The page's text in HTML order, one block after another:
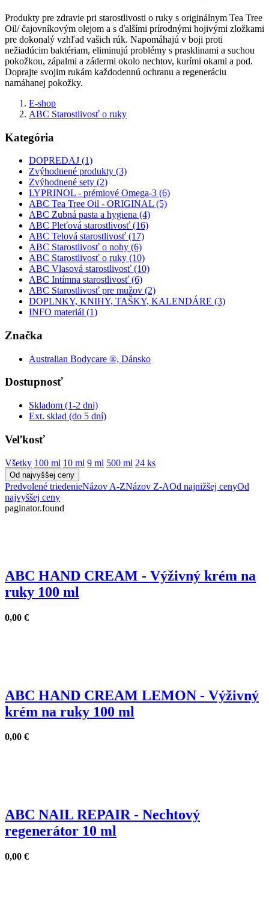
Produkty pre zdravie pri starostlivosti o ruky s originálnym Tea Tree
Oil/ čajovníkovým olejom a s ďalšími prírodnými hojivými zložkami
pre dokonalý vzhľad vašich rúk. Napomáhajú v boji proti
nežiadúcim baktériam, eliminujú problémy s prasklinami a suchou
pokožkou, zápalmi a zádermi okolo nechtov, kurími okami a pod.
Doprajte svojim rukám každodennú ochranu a regeneráciu
namáhanej pokožky.
E-shop
ABC Starostlivosť o ruky
Kategória
DOPREDAJ (1)
Zvýhodnené produkty (3)
Zvýhodnené sety (2)
LYPRINOL - prémiové Omega-3 (6)
ABC Tea Tree Oil - ORIGINAL (5)
ABC Zubná pasta a hygiena (4)
ABC Pleťová starostlivosť (16)
ABC Telová starostlivosť (17)
ABC Starostlivosť o nohy (6)
ABC Starostlivosť o ruky (10)
ABC Vlasová starostlivosť (10)
ABC Intímna starostlivosť (6)
ABC Starostlivosť pre mužov (2)
DOPLNKY, KNIHY, TAŠKY, KALENDÁRE (3)
INFO materiál (1)
Značka
Australian Bodycare ®, Dánsko
Dostupnosť
Skladom (1-2 dni)
Ext. sklad (do 5 dní)
Veľkosť
Všetky 100 ml 10 ml 9 ml 500 ml 24 ks
Od najvyššej ceny
Predvolené triedenieNázov A-ZNázov Z-AOd najnižšej cenyOd
najvyššej ceny
paginator.found
ABC HAND CREAM - Výživný krém na
ruky 100 ml
0,00 €
ABC HAND CREAM LEMON - Výživný
krém na ruky 100 ml
0,00 €
ABC NAIL REPAIR - Nechtový
regenerátor 10 ml
0,00 €